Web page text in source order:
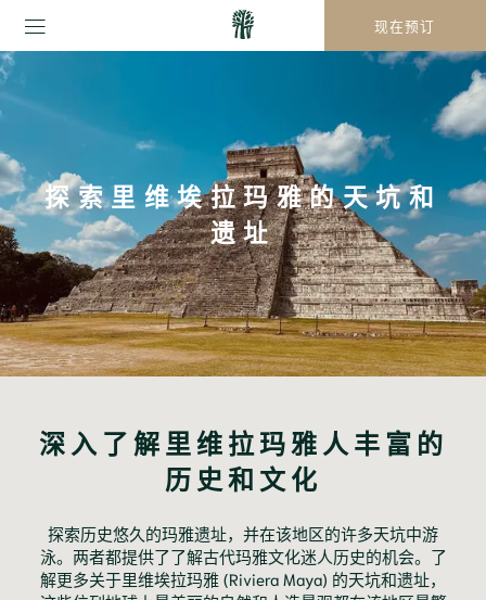
现在预订
探索里维埃拉玛雅的天坑和
遗址
深入了解里维拉玛雅人丰富的
历史和文化
探索历史悠久的玛雅遗址，并在该地区的许多天坑中游
泳。两者都提供了了解古代玛雅文化迷人历史的机会。了
解更多关于里维埃拉玛雅 (Riviera Maya) 的天坑和遗址，